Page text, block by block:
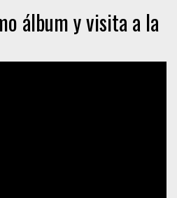
álbum y visita a la